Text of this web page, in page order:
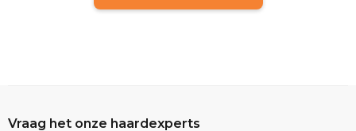
Vraag het onze haardexperts